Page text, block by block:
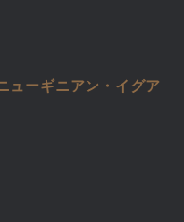
ューギニアン・イグア